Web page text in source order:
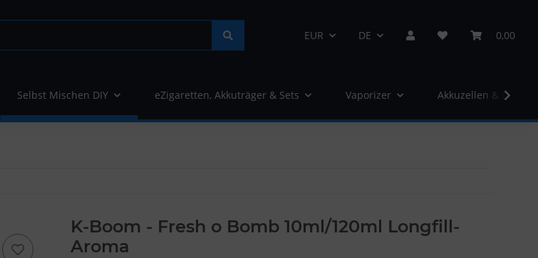
EUR DE 0,00
Selbst Mischen DIY eZigaretten, Akkuträger & Sets Vaporizer Akkuzellen &
K-Boom - Fresh o Bomb 10ml/120ml Longfill-
Aroma